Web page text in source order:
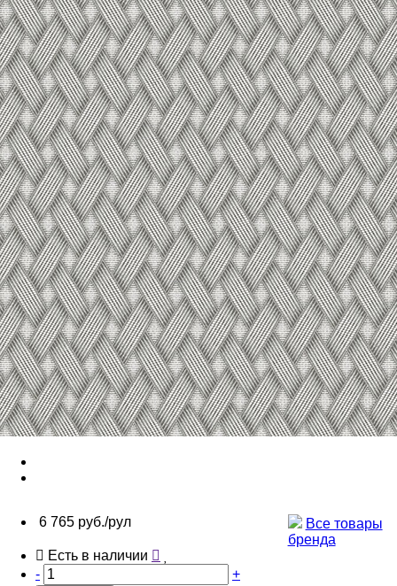
6 765 руб./рул
Все товары
бренда
Есть в наличии
-
+